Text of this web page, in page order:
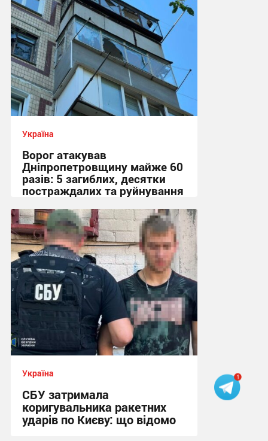
Україна
Ворог атакував
Дніпропетровщину майже 60
разів: 5 загиблих, десятки
постраждалих та руйнування
19:07 вчора
Україна
СБУ затримала
коригувальника ракетних
ударів по Києву: що відомо